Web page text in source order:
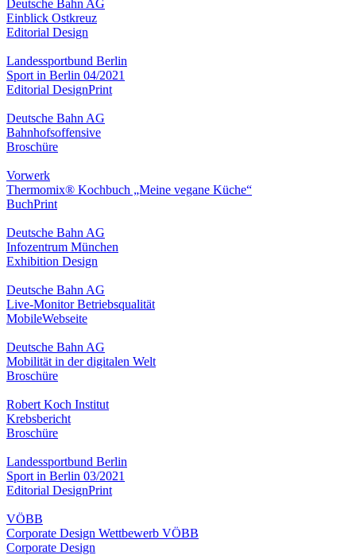
Deutsche Bahn AG
Einblick Ostkreuz
Editorial Design
Landessportbund Berlin
Sport in Berlin 04/2021
Editorial DesignPrint
Deutsche Bahn AG
Bahnhofsoffensive
Broschüre
Vorwerk
Thermomix® Kochbuch „Meine vegane Küche“
BuchPrint
Deutsche Bahn AG
Infozentrum München
Exhibition Design
Deutsche Bahn AG
Live-Monitor Betriebsqualität
MobileWebseite
Deutsche Bahn AG
Mobilität in der digitalen Welt
Broschüre
Robert Koch Institut
Krebsbericht
Broschüre
Landessportbund Berlin
Sport in Berlin 03/2021
Editorial DesignPrint
VÖBB
Corporate Design Wettbewerb VÖBB
Corporate Design